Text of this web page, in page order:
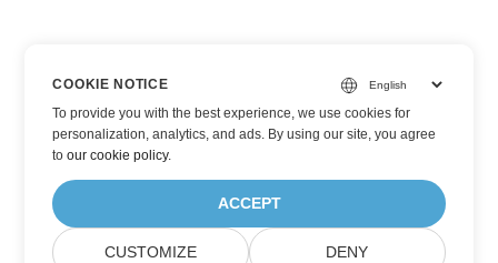
COOKIE NOTICE
To provide you with the best experience, we use cookies for
personalization, analytics, and ads. By using our site, you agree
toour cookie policy.
ACCEPT
CUSTOMIZE DENY